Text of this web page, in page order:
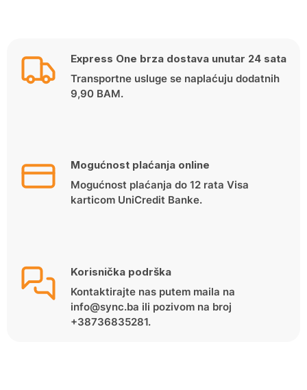
Express One brza dostava unutar 24 sata
Transportne usluge se naplaćuju dodatnih
9,90 BAM.
Mogućnost plaćanja online
Mogućnost plaćanja do 12 rata Visa
karticom UniCredit Banke.
Korisnička podrška
Kontaktirajte nas putem maila na
info@sync.ba ili pozivom na broj
+38736835281.